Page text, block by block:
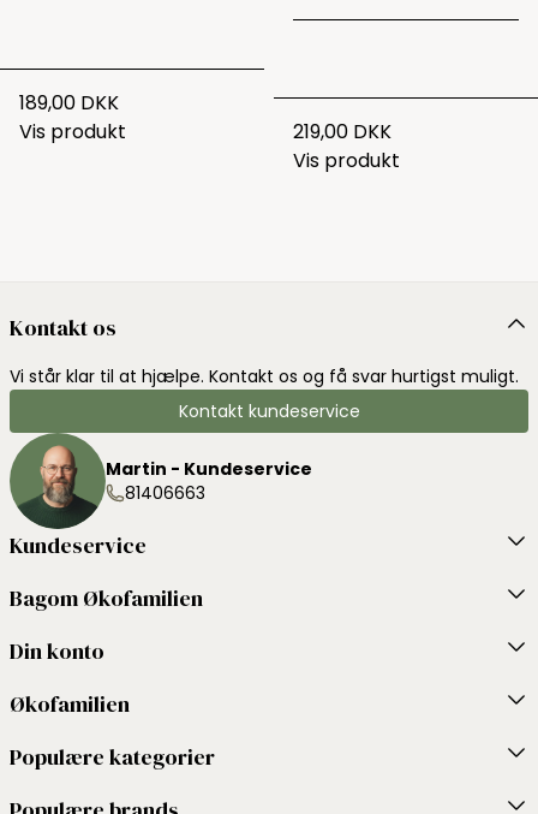
189,00 DKK
Vis produkt
219,00 DKK
Vis produkt
Kontakt os
Vi står klar til at hjælpe. Kontakt os og få svar hurtigst muligt.
Kontakt kundeservice
Martin - Kundeservice
81406663
Kundeservice
Bagom Økofamilien
Din konto
Økofamilien
Populære kategorier